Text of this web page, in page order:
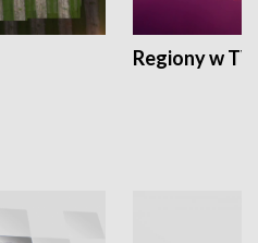
Regiony w